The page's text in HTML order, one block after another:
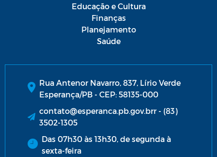
Educação e Cultura
Finanças
Planejamento
Saúde
Rua Antenor Navarro, 837, Lírio Verde
Esperança/PB - CEP: 58135-000
contato@esperanca.pb.gov.brr - (83)
3502-1305
Das 07h30 às 13h30, de segunda à
sexta-feira